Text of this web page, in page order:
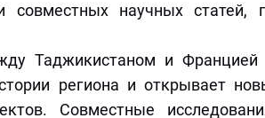
совместных научных статей,
Таджикистаном и Францией
региона и открывает
Совместные